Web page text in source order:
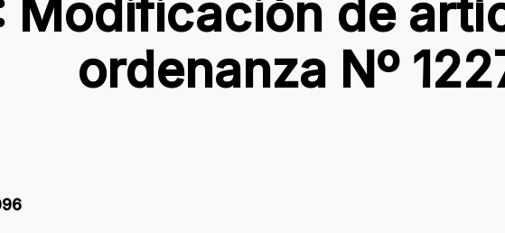
Modificación de
ordenanza Nº